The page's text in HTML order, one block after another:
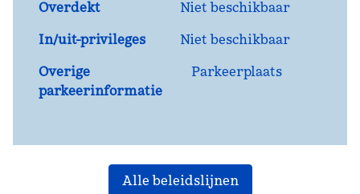
Overdekt
Niet beschikbaar
In/uit-privileges
Niet beschikbaar
Overige
parkeerinformatie
Parkeerplaats
Alle beleidslijnen